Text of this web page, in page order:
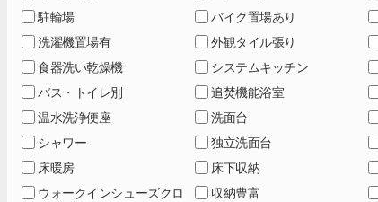
駐輪場
バイク置場あり
洗濯機置場有
外観タイル張り
食器洗い乾燥機
システムキッチン
バス・トイレ別
追焚機能浴室
温水洗浄便座
洗面台
シャワー
独立洗面台
床暖房
床下収納
ウォークインシューズクロ
収納豊富